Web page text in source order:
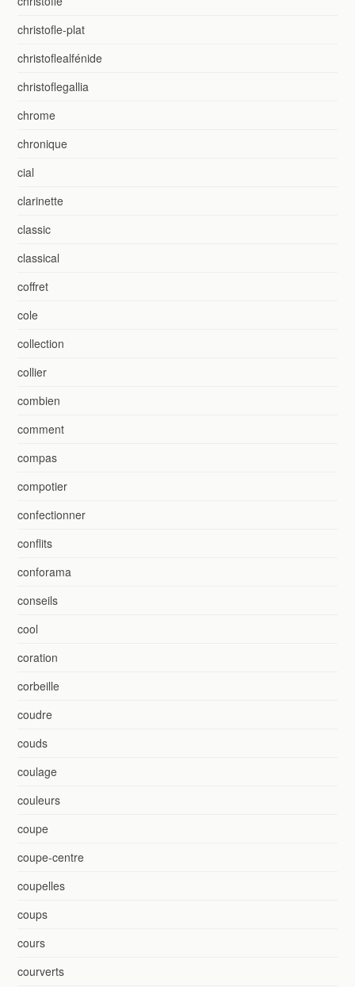
christofle-plat
christoflealfénide
christoflegallia
chrome
chronique
cial
clarinette
classic
classical
coffret
cole
collection
collier
combien
comment
compas
compotier
confectionner
conflits
conforama
conseils
cool
coration
corbeille
coudre
couds
coulage
couleurs
coupe
coupe-centre
coupelles
coups
cours
courverts